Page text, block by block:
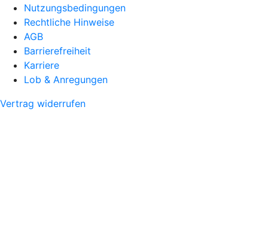
Nutzungsbedingungen
Rechtliche Hinweise
AGB
Barrierefreiheit
Karriere
Lob & Anregungen
Vertrag widerrufen